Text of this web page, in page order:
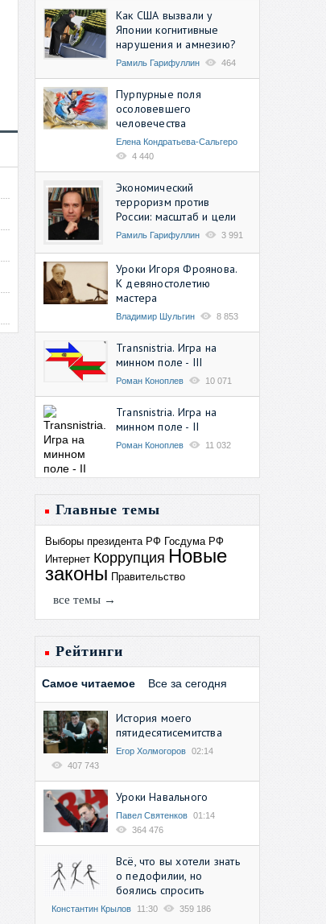
Как США вызвали у
Японии когнитивные
нарушения и амнезию?
Рамиль Гарифуллин 464
Пурпурные поля
осоловевшего
человечества
Елена Кондратьева-Сальгеро
4 440
Экономический
терроризм против
России: масштаб и цели
Рамиль Гарифуллин 3 991
Уроки Игоря Фроянова.
К девяностолетию
мастера
Владимир Шульгин 8 853
Transnistria. Игра на
минном поле - III
Роман Коноплев 10 071
Transnistria. Игра на
минном поле - II
Роман Коноплев 11 032
Главные темы
Выборы президента РФ Госдума РФ
Интернет Коррупция Новые
законы Правительство
все темы →
Рейтинги
Самое читаемое Все за сегодня
История моего
пятидесятисемитства
Егор Холмогоров 02:14
407 743
Уроки Навального
Павел Святенков 01:14
364 476
Всё, что вы хотели знать
о педофилии, но
боялись спросить
Константин Крылов 11:30 359 186